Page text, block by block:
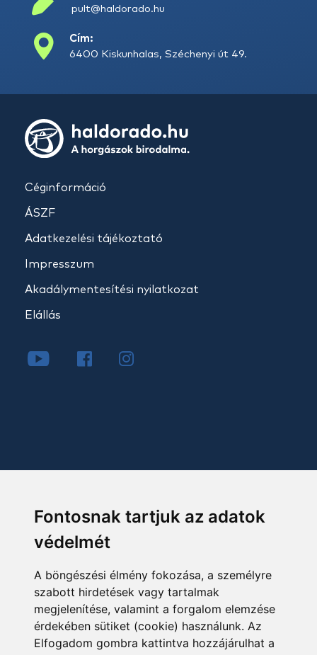
Fontosnak tartjuk az adatok
védelmét
A böngészési élmény fokozása, a személyre
szabott hirdetések vagy tartalmak
megjelenítése, valamint a forgalom elemzése
érdekében sütiket (cookie) használunk. Az
Elfogadom gombra kattintva hozzájárulhat a
pult@haldorado.hu
Cím:
6400 Kiskunhalas, Széchenyi út 49.
Céginformáció
ÁSZF
Adatkezelési tájékoztató
Impresszum
Akadálymentesítési nyilatkozat
Elállás